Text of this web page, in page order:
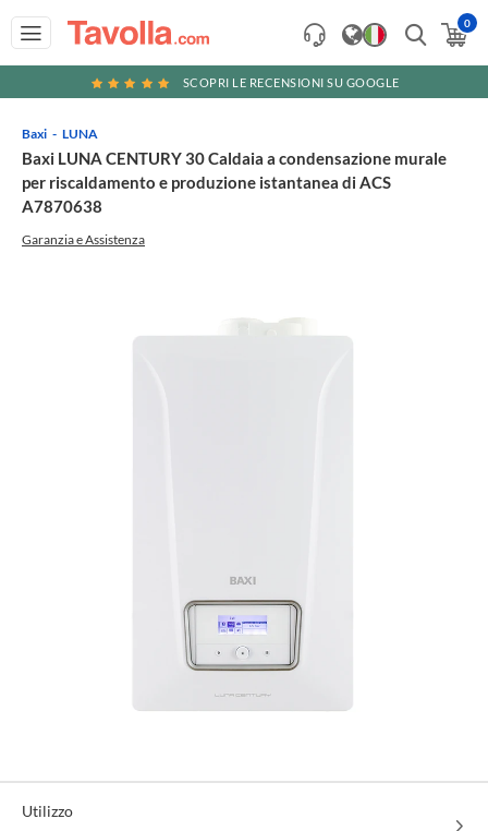
0
SCOPRI LE RECENSIONI SU GOOGLE
Baxi LUNA
Baxi LUNA CENTURY 30 Caldaia a condensazione murale
per riscaldamento e produzione istantanea di ACS
A7870638
Garanzia e Assistenza
Specifiche
Utilizzo